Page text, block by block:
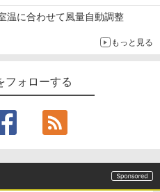
に合わせて風量自動調整
もっと見る
フォローする